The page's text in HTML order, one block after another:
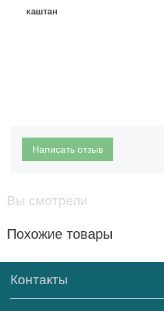
каштан
Написать отзыв
Вы смотрели
Похожие товары
Контакты